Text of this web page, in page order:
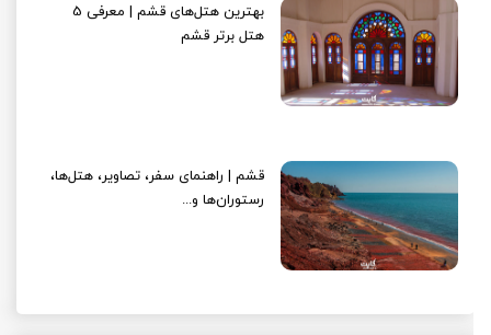
بهترین هتل‌های قشم | معرفی 5
هتل برتر قشم
قشم | راهنمای سفر، تصاویر، هتل‌ها،
رستوران‌ها و...